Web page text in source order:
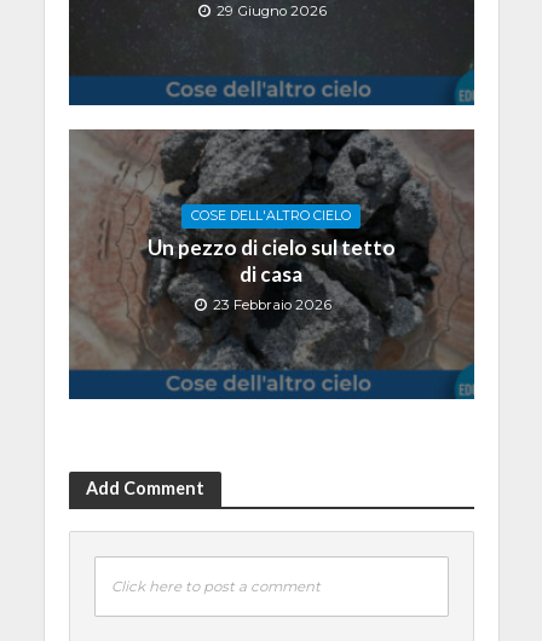
29 Giugno 2026
COSE DELL'ALTRO CIELO
Un pezzo di cielo sul tetto
di casa
23 Febbraio 2026
Add Comment
Click here to post a comment